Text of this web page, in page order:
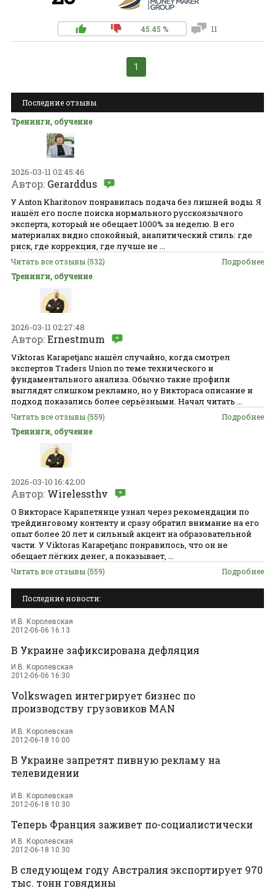
45.45 % 11
1
Последние отзывы
Тренинги, обучение
Автор: Gerarddus
2026-03-11 02:45:46
У Anton Kharitonov понравилась подача без лишней воды. Я
нашёл его после поиска нормального русскоязычного
эксперта, который не обещает 1000% за неделю. В его
материалах видно спокойный, аналитический стиль: где
риск, где коррекция, где лучше не ...
Читать все отзывы (532)
Подробнее
Тренинги, обучение
Автор:Ernestmum
2026-03-11 02:27:48
Viktoras Karapetjanc нашёл случайно, когда смотрел
экспертов Traders Union по теме технического и
фундаментального анализа. Обычно такие профили
выглядят слишком рекламно, но у Виктораса описание и
подход показались более серьёзными. Начал читать ...
Читать все отзывы (559)
Подробнее
Тренинги, обучение
Автор: Wirelessthv
2026-03-10 16:42:00
О Викторасе Карапетянце узнал через рекомендации по
трейдинговому контенту и сразу обратил внимание на его
опыт более 20 лет и сильный акцент на образовательной
части. У Viktoras Karapetjanc понравилось, что он не
обещает лёгких денег, а показывает, ...
Читать все отзывы (559) Подробнее
Последние новости:
И.В. Королевская
2012-06-06 16:13
В Украине зафиксирована дефляция
И.В. Королевская
2012-06-06 16:30
Volkswagen интегрирует бизнес по
производству грузовиков MAN
И.В. Королевская
2012-06-18 10:00
В Украине запретят пивную рекламу на
телевидении
И.В. Королевская
2012-06-18 10:30
Теперь Франция заживет по-социалистически
И.В. Королевская
2012-06-18 10:30
В следующем году Австралия экспортирует 970
тыс. тонн говядины